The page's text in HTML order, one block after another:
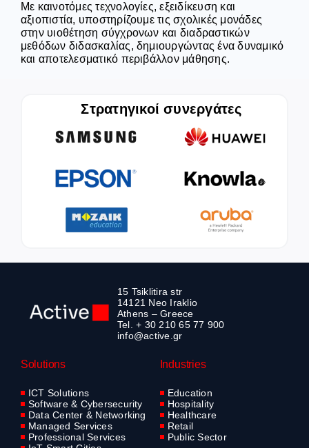
Με καινοτόμες τεχνολογίες, εξειδίκευση και
αξιοπιστία, υποστηρίζουμε τις σχολικές μονάδες
στην υιοθέτηση σύγχρονων και διαδραστικών
μεθόδων διδασκαλίας, δημιουργώντας ένα δυναμικό
και αποτελεσματικό περιβάλλον μάθησης.
Στρατηγικοί συνεργάτες
15 Tsiklitira str
14121 Neo Iraklio
Athens – Greece
Tel. + 30 210 65 77 900
info@active.gr
Solutions
ICT Solutions
Software & Cybersecurity
Data Center & Networking
Managed Services
Professional Services
Industries
Education
Hospitality
Healthcare
Retail
Public Sector